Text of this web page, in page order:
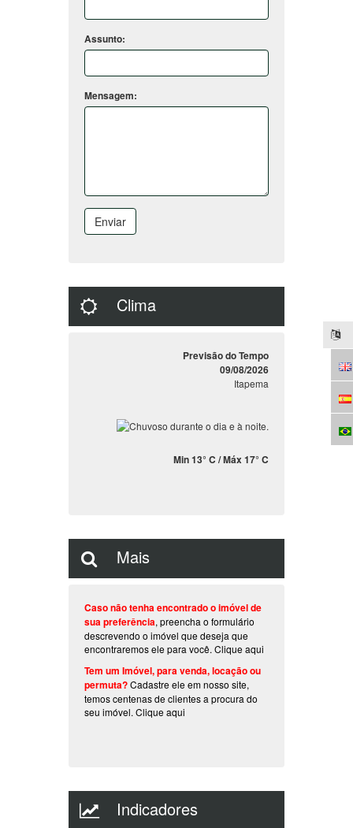
Assunto:
Mensagem:
Enviar
Clima
Previsão do Tempo
09/08/2026
Itapema
Min 13° C / Máx 17° C
Mais
Caso não tenha encontrado o imóvel de
sua preferência, preencha o formulário
descrevendo o imóvel que deseja que
encontraremos ele para você. Clique aqui
Tem um Imóvel, para venda, locação ou
permuta?Cadastre ele em nosso site,
temos centenas de clientes a procura do
seu imóvel. Clique aqui
Indicadores